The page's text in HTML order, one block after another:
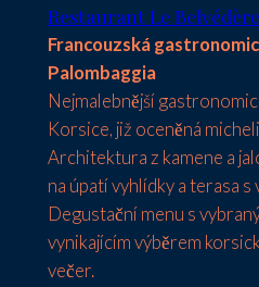
Restaurant Le Belvédère
Francouzská
Palombaggia
Nejmalebnější
Korsice, již oceněná
Architektura z kamene a
na úpatí vyhlídky a terasa s
Degustační menu s
vynikajícím výběrem
večer.